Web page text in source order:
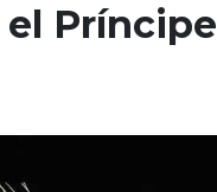
Príncipe